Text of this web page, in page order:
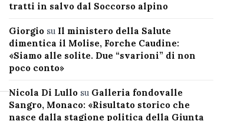
tratti in salvo dal Soccorso alpino
Giorgiosu Il ministero della Salute
dimentica il Molise, Forche Caudine:
«Siamo alle solite. Due “svarioni” di non
poco conto»
Nicola Di Lullosu Galleria fondovalle
Sangro, Monaco: «Risultato storico che
nasce dalla stagione politica della Giunta